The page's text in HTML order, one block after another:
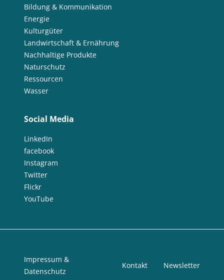
Bildung & Kommunikation
Energie
Kulturgüter
Landwirtschaft & Ernährung
Nachhaltige Produkte
Naturschutz
Ressourcen
Wasser
Social Media
LinkedIn
facebook
Instagram
Twitter
Flickr
YouTube
Impressum &
Datenschutz
Kontakt Newsletter